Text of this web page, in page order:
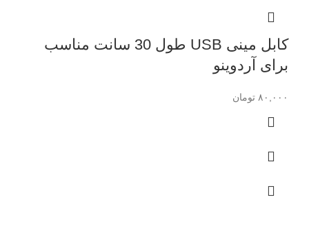
کابل مینی USB طول 30 سانت مناسب
برای آردوینو
۸۰,۰۰۰ تومان